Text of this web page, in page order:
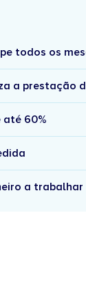
todos os
a prestação
até 60%
a trabalhar